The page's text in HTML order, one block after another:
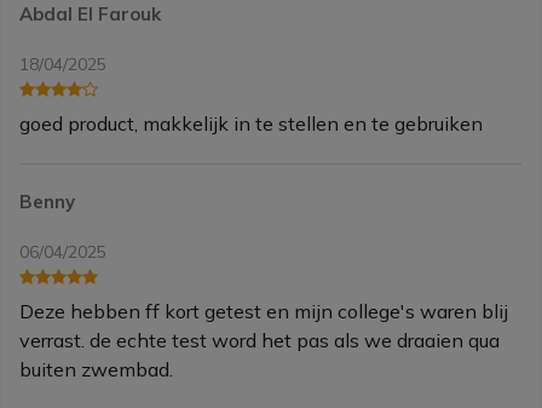
Abdal El Farouk
18/04/2025
goed product, makkelijk in te stellen en te gebruiken
Benny
06/04/2025
Deze hebben ff kort getest en mijn college's waren blij
verrast. de echte test word het pas als we draaien qua
buiten zwembad.